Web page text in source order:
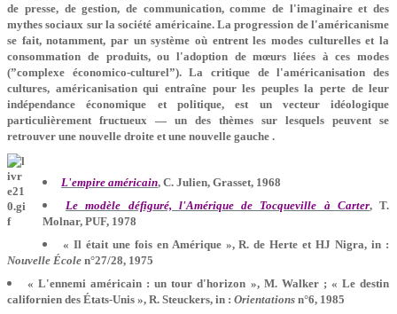
de presse, de gestion, de communication, comme de l'imaginaire et des
mythes sociaux sur la société américaine. La progression de l'américanisme
se fait, notamment, par un système où entrent les modes culturelles et la
consommation de produits, ou l'adoption de mœurs liées à ces modes
(”complexe économico-culturel”). La critique de l'américanisation des
cultures, américanisation qui entraîne pour les peuples la perte de leur
indépendance économique et politique, est un vecteur idéologique
particulièrement fructueux — un des thèmes sur lesquels peuvent se
retrouver une nouvelle droite et une nouvelle gauche .
L'empire américain, C. Julien, Grasset, 1968
Le modèle défiguré, l'Amérique de Tocqueville à Carter, T.
Molnar, PUF, 1978
« Il était une fois en Amérique », R. de Herte et HJ Nigra, in :
Nouvelle École n°27/28, 1975
« L'ennemi américain : un tour d'horizon », M. Walker ; « Le destin
californien des États-Unis », R. Steuckers, in :Orientations n°6, 1985